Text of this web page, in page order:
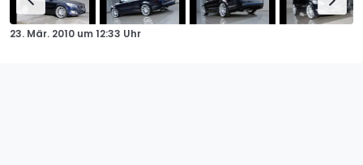
23. Mär. 2010 um12:33 Uhr